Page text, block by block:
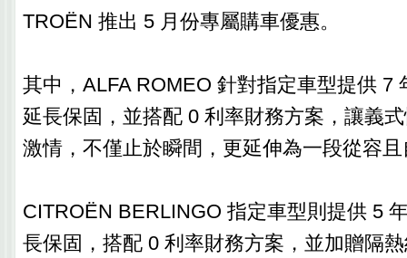
TROËN 推出 5 月份專屬購車優惠。
其中，ALFA ROMEO 針對指定車型提供 7
延長保固，並搭配 0 利率財務方案，讓義
激情，不僅止於瞬間，更延伸為一段從容
CITROËN BERLINGO 指定車型則提供 5
長保固，搭配 0 利率財務方案，並加贈隔